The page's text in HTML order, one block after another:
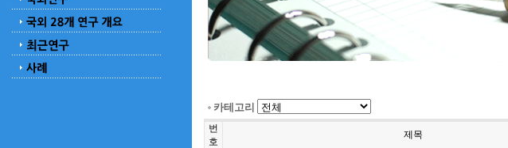
카테고리
번
호
제목